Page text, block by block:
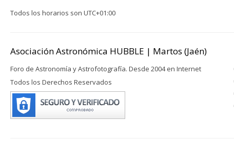
Todos los horarios son UTC+01:00
Asociación Astronómica HUBBLE | Martos (Jaén)
Foro de Astronomía y Astrofotografía. Desde 2004 en Internet
Todos los Derechos Reservados